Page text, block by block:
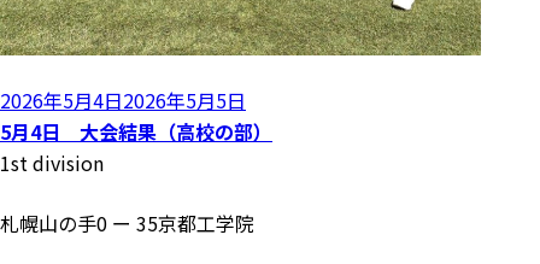
投
稿
日:
2026年5月4日2026年5月5日
5月4日 大会結果（高校の部）
1st division
札幌山の手0 ー 35京都工学院